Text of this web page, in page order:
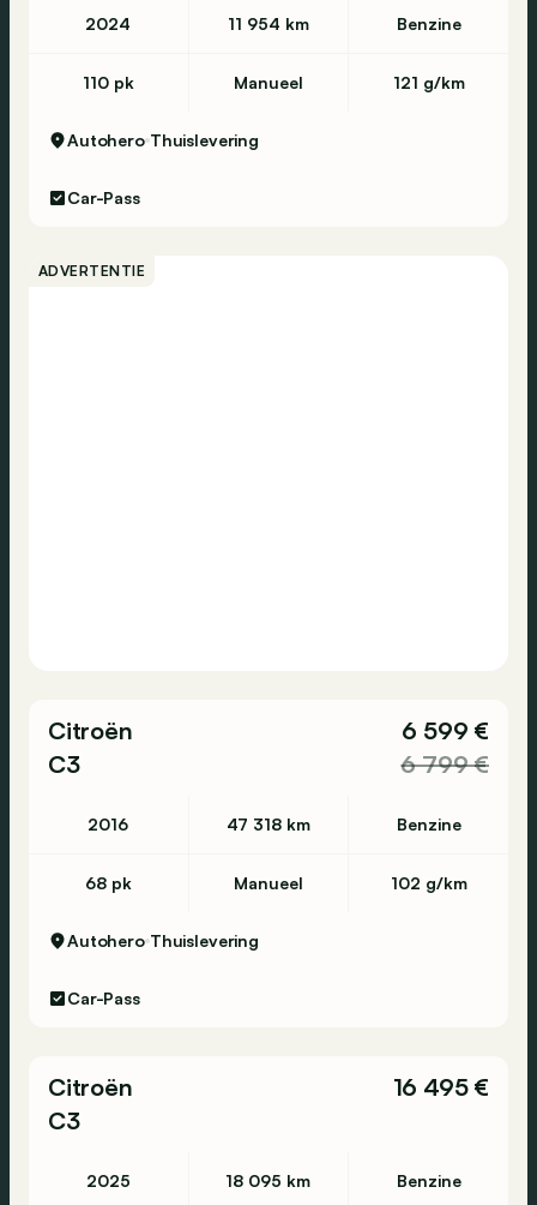
2024 11 954 km Benzine
110 pk Manueel 121 g/km
Autohero Thuislevering
Car-Pass
ADVERTENTIE
Citroën
C3
6 599 €
6 799 €
2016 47 318 km Benzine
68 pk Manueel 102 g/km
Autohero Thuislevering
Car-Pass
Citroën
C3
16 495 €
2025 18 095 km Benzine